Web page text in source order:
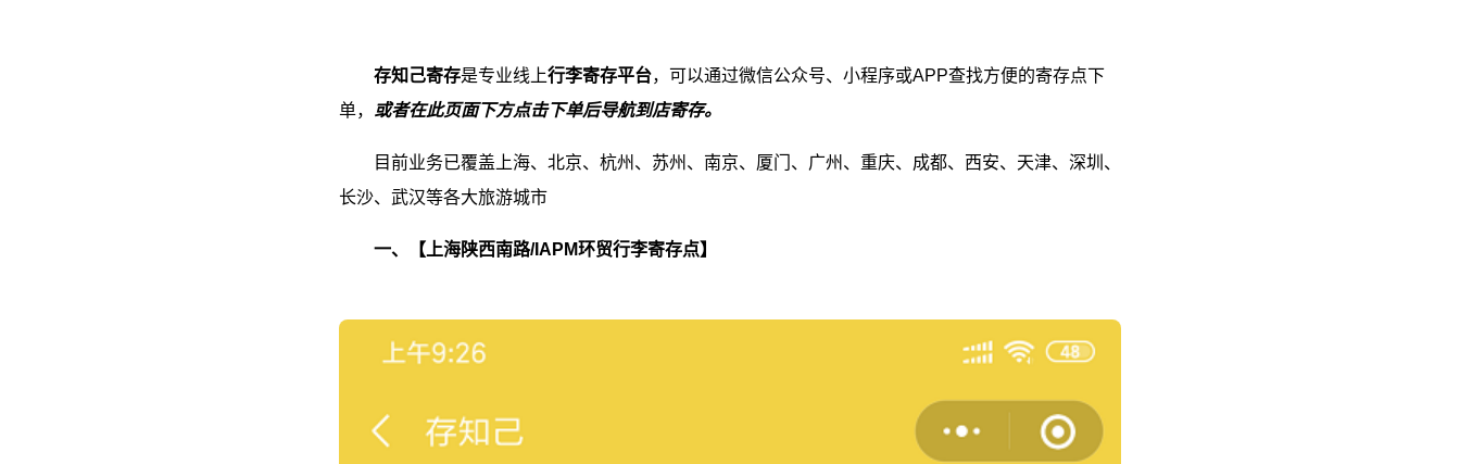
存知己寄存是专业线上行李寄存平台，可以通过微信公众号、小程序或APP查找方便的寄存点下
单， 或者在此页面下方点击下单后导航到店寄存。
目前业务已覆盖上海、北京、杭州、苏州、南京、厦门、广州、重庆、成都、西安、天津、深圳、
长沙、武汉等各大旅游城市
一、【上海陕西南路/IAPM环贸行李寄存点】